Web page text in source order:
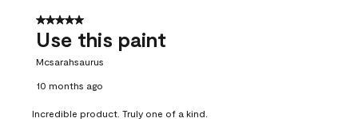
5 out of 5 stars.
Use this paint
Mcsarahsaurus
10 months ago
Incredible product. Truly one of a kind.